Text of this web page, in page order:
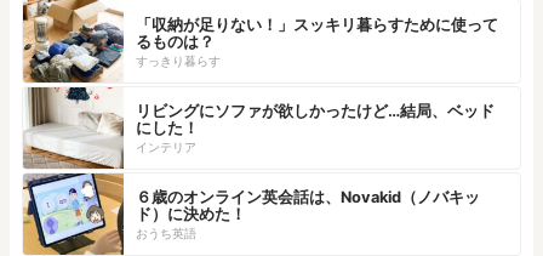
「収納が足りない！」スッキリ暮らすために使って
るものは？
すっきり暮らす
リビングにソファが欲しかったけど…結局、ベッド
にした！
インテリア
６歳のオンライン英会話は、Novakid（ノバキッ
ド）に決めた！
おうち英語